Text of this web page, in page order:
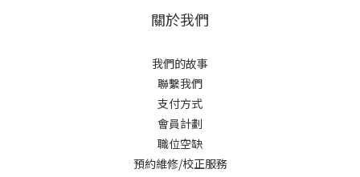
關於我們
我們的故事
聯繫我們
支付方式
會員計劃
職位空缺
預約維修/校正服務